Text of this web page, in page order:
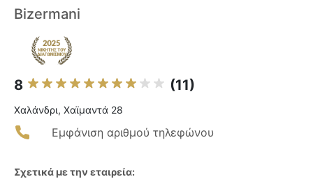
Bizermani
8 (11)
Χαλάνδρι, Χαϊμαντά 28
Εμφάνιση αριθμού τηλεφώνου
Σχετικά με την εταιρεία: